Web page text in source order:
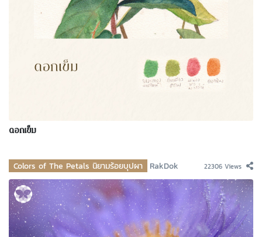
ดอกเข็ม
Colors of The Petals นิยามร้อยบุปผา RakDok 22306 Views